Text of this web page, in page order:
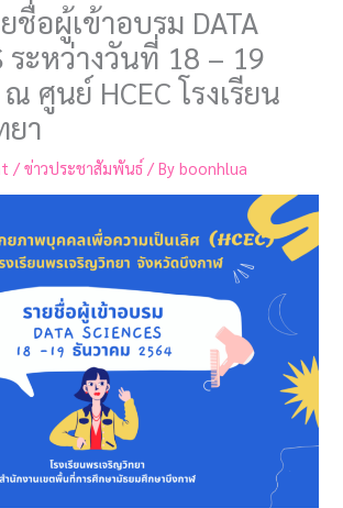
ชื่อผู้เข้าอบรม DATA
ระหว่างวันที่ 18 – 19
ศูนย์ HCEC โรงเรียน
ยา
/ข่าวประชาสัมพันธ์ / Byboonhlua